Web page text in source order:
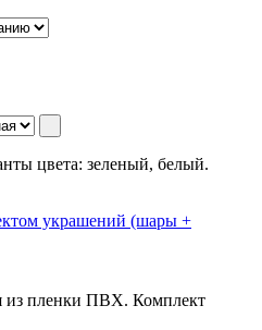
цвета: зеленый, белый.
украшений (шары +
из пленки ПВХ. Комплект